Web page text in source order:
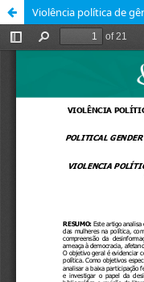
Violência política de